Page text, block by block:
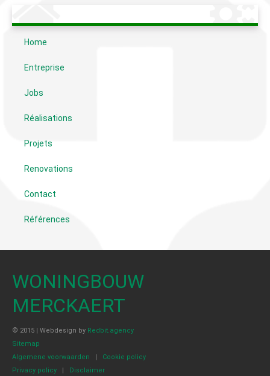
Home
Entreprise
Jobs
Réalisations
Projets
Renovations
Contact
Références
WONINGBOUW
MERCKAERT
© 2015 | Webdesign by Redbit.agency
Sitemap
Algemene voorwaarden | Cookie policy
Privacy policy | Disclaimer